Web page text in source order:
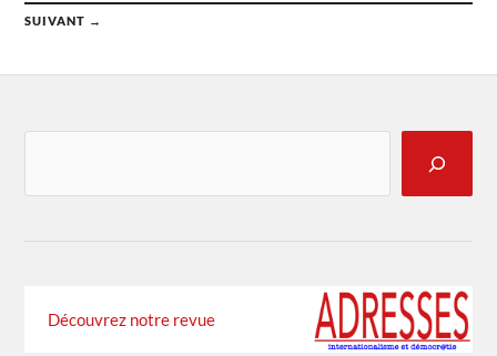
SUIVANT →
Découvrez notre revue